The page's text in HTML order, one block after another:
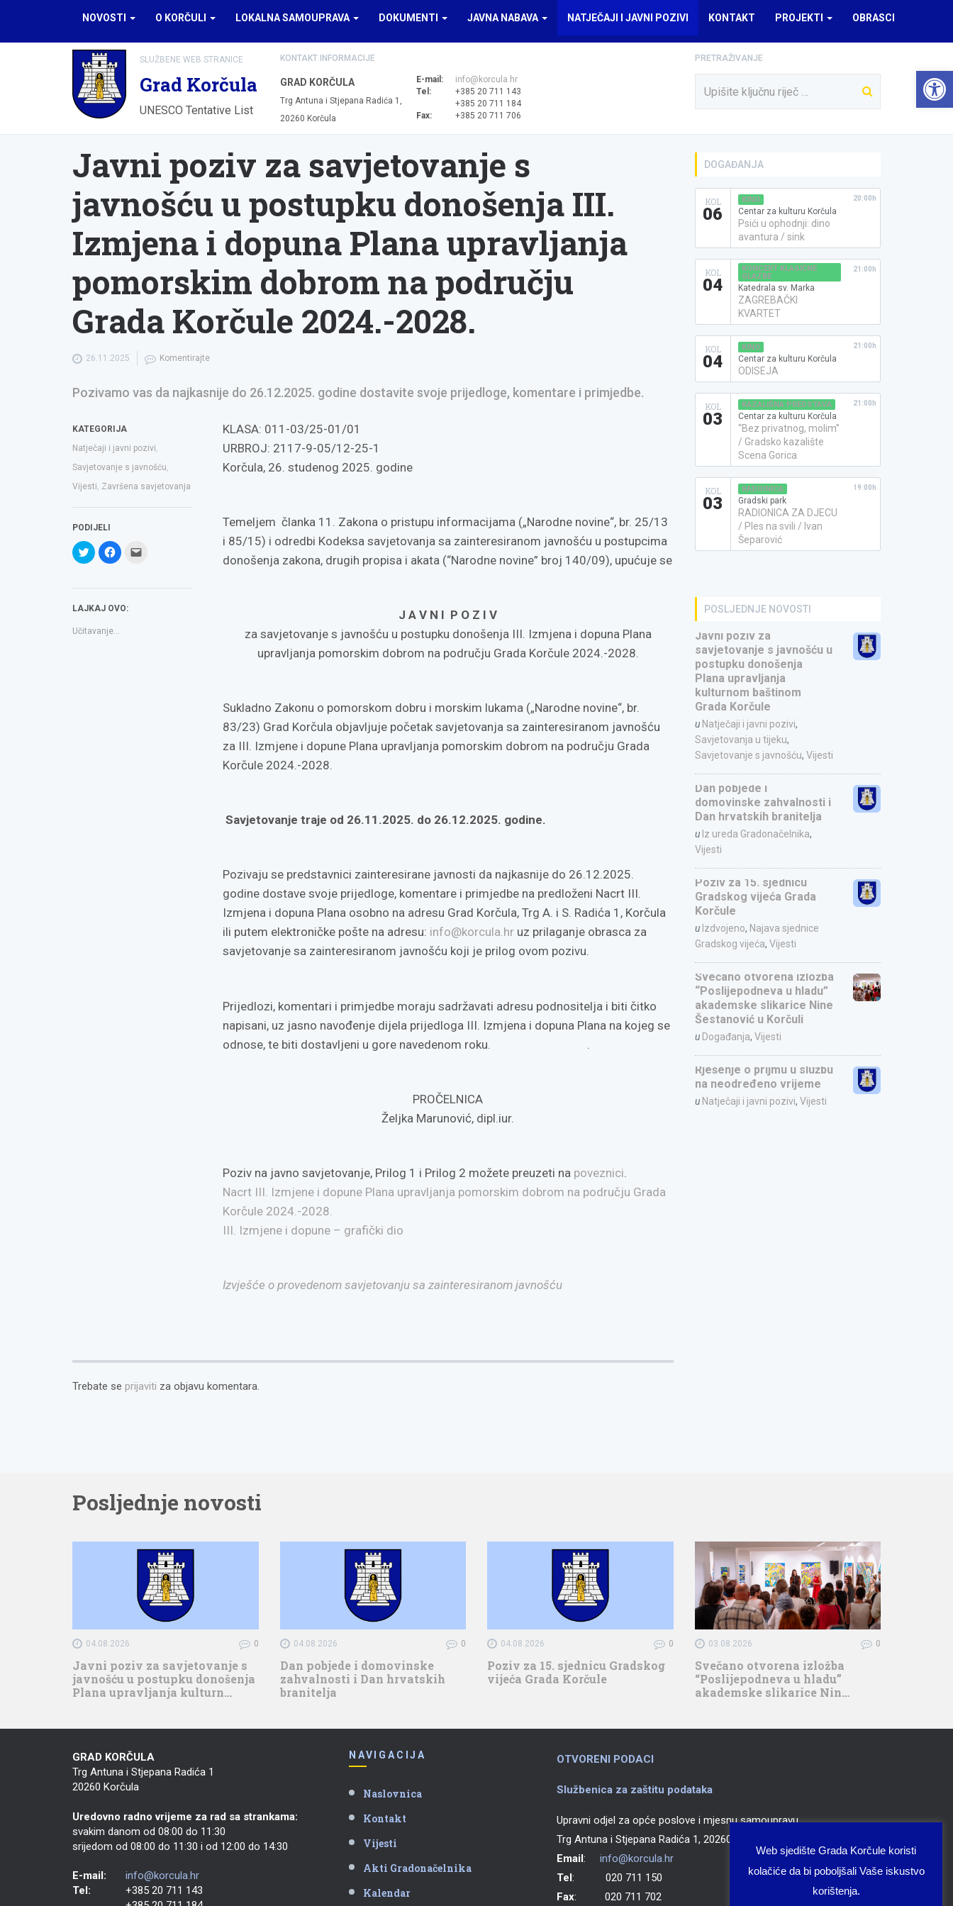
NOVOSTI O KORČULI LOKALNA SAMOUPRAVA DOKUMENTI JAVNA NABAVA NATJEČAJI I JAVNI POZIVI KONTAKT PROJEKTI OBRASCI
SLUŽBENE WEB STRANICE
Grad Korčula
UNESCO Tentative List
KONTAKT INFORMACIJE
GRAD KORČULA
Trg Antuna i Stjepana Radića 1,
20260 Korčula
E-mail:
info@korcula.hr
Tel:
+385 20 711 143
+385 20 711 184
Fax:
+385 20 711 706
PRETRAŽIVANJE
Javni poziv za savjetovanje s
javnošću u postupku donošenja III.
Izmjena i dopuna Plana upravljanja
pomorskim dobrom na području
Grada Korčule 2024.-2028.
26.11.2025 Komentirajte
Pozivamo vas da najkasnije do 26.12.2025. godine dostavite svoje prijedloge, komentare i primjedbe.
KLASA: 011-03/25-01/01
URBROJ: 2117-9-05/12-25-1
Korčula, 26. studenog 2025. godine
Temeljem članka 11. Zakona o pristupu informacijama („Narodne novine“, br. 25/13
i 85/15) i odredbi Kodeksa savjetovanja sa zainteresiranom javnošću u postupcima
donošenja zakona, drugih propisa i akata (“Narodne novine” broj 140/09), upućuje se
J A V N I P O Z I V
za savjetovanje s javnošću u postupku donošenja III. Izmjena i dopuna Plana
upravljanja pomorskim dobrom na području Grada Korčule 2024.-2028.
Sukladno Zakonu o pomorskom dobru i morskim lukama („Narodne novine“, br.
83/23) Grad Korčula objavljuje početak savjetovanja sa zainteresiranom javnošću
za III. Izmjene i dopune Plana upravljanja pomorskim dobrom na području Grada
Korčule 2024.-2028.
Savjetovanje traje od 26.11.2025. do 26.12.2025. godine.
Pozivaju se predstavnici zainteresirane javnosti da najkasnije do 26.12.2025.
godine dostave svoje prijedloge, komentare i primjedbe na predloženi Nacrt III.
Izmjena i dopuna Plana osobno na adresu Grad Korčula, Trg A. i S. Radića 1, Korčula
ili putem elektroničke pošte na adresu: info@korcula.hruz prilaganje obrasca za
savjetovanje sa zainteresiranom javnošću koji je prilog ovom pozivu.
Prijedlozi, komentari i primjedbe moraju sadržavati adresu podnositelja i biti čitko
napisani, uz jasno navođenje dijela prijedloga III. Izmjena i dopuna Plana na kojeg se
odnose, te biti dostavljeni u gore navedenom roku. .
PROČELNICA
Željka Marunović, dipl.iur.
Poziv na javno savjetovanje, Prilog 1 i Prilog 2 možete preuzeti na poveznici.
Nacrt III. Izmjene i dopune Plana upravljanja pomorskim dobrom na području Grada
Korčule 2024.-2028.
III. Izmjene i dopune – grafički dio
Izvješće o provedenom savjetovanju sa zainteresiranom javnošću
KATEGORIJA
Natječaji i javni pozivi,
Savjetovanje s javnošću,
Vijesti, Završena savjetovanja
PODIJELI
Podijeli
na
Twitteru
u
prozoru)
Klikom
podijelite
u
prozoru)
to
LAJKAJ OVO:
Učitavanje...
Trebate se prijaviti za objavu komentara.
DOGAĐANJA
KOL
06
KINO
Centar za kulturu Korčula
Psići u ophodnji: dino
avantura / sink
20:00h
KOL
04
KONCERT KLASIČNE
GLAZBE
Katedrala sv. Marka
ZAGREBAČKI
KVARTET
21:00h
KOL
04
KINO
Centar za kulturu Korčula
ODISEJA
21:00h
KOL
03
KAZALIŠNA PREDSTAVA
Centar za kulturu Korčula
“Bez privatnog, molim”
/ Gradsko kazalište
Scena Gorica
21:00h
KOL
03
RADIONICA
Gradski park
RADIONICA ZA DJECU
/ Ples na svili / Ivan
Šeparović
19:00h
POSLJEDNJE NOVOSTI
Javni poziv za
savjetovanje s javnošću u
postupku donošenja
Plana upravljanja
kulturnom baštinom
Grada Korčule
u Natječaji i javni pozivi,
Savjetovanja u tijeku,
Savjetovanje s javnošću, Vijesti
Dan pobjede i
domovinske zahvalnosti i
Dan hrvatskih branitelja
u Iz ureda Gradonačelnika,
Vijesti
Poziv za 15. sjednicu
Gradskog vijeća Grada
Korčule
u Izdvojeno, Najava sjednice
Gradskog vijeća, Vijesti
Svečano otvorena izložba
“Poslijepodneva u hladu”
akademske slikarice Nine
Šestanović u Korčuli
u Događanja, Vijesti
Rješenje o prijmu u službu
na neodređeno vrijeme
u Natječaji i javni pozivi, Vijesti
Posljednje novosti
04.08.2026 0
Javni poziv za savjetovanje s
javnošću u postupku donošenja
Plana upravljanja kulturn…
04.08.2026 0
Dan pobjede i domovinske
zahvalnosti i Dan hrvatskih
branitelja
04.08.2026 0
Poziv za 15. sjednicu Gradskog
vijeća Grada Korčule
03.08.2026 0
Svečano otvorena izložba
“Poslijepodneva u hladu”
akademske slikarice Nin…
GRAD KORČULA
Trg Antuna i Stjepana Radića 1
20260 Korčula
Uredovno radno vrijeme za rad sa strankama:
svakim danom od 08:00 do 11:30
srijedom od 08:00 do 11:30 i od 12:00 do 14:30
E-mail:
info@korcula.hr
Tel:
+385 20 711 143
NAVIGACIJA
Naslovnica
Kontakt
Vijesti
Akti Gradonačelnika
Kalendar
OTVORENI PODACI
Službenica za zaštitu podataka
Upravni odjel za opće poslove i mjesnu samoupravu
Trg Antuna i Stjepana Radića 1, 20260 Korčula
Email: info@korcula.hr
Tel: 020 711 150
Fax: 020 711 702
Web sjedište Grada Korčule koristi
kolačiće da bi poboljšali Vaše iskustvo
korištenja.